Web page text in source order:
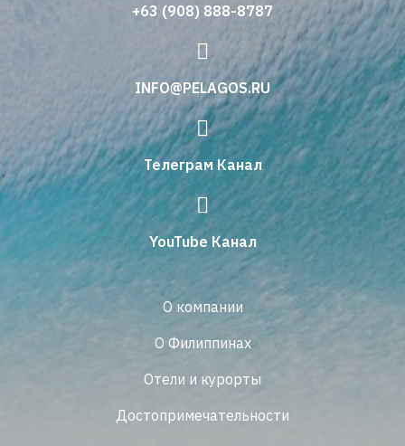
+63 (908) 888-8787
INFO@PELAGOS.RU
Телеграм Канал
YouTube Канал
О компании
О Филиппинах
Отели и курорты
Достопримечательности